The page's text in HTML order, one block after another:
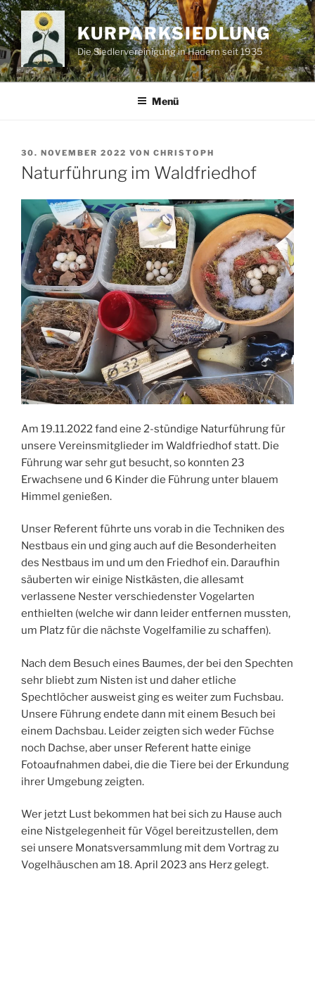
Zum
Inhalt
springen
KURPARKSIEDLUNG
Die Siedlervereinigung in Hadern seit 1935
Menü
VERÖFFENTLICHT
AM
30. NOVEMBER 2022 VON CHRISTOPH
Naturführung im Waldfriedhof
Am 19.11.2022 fand eine 2-stündige Naturführung für
unsere Vereinsmitglieder im Waldfriedhof statt. Die
Führung war sehr gut besucht, so konnten 23
Erwachsene und 6 Kinder die Führung unter blauem
Himmel genießen.
Unser Referent führte uns vorab in die Techniken des
Nestbaus ein und ging auch auf die Besonderheiten
des Nestbaus im und um den Friedhof ein. Daraufhin
säuberten wir einige Nistkästen, die allesamt
verlassene Nester verschiedenster Vogelarten
enthielten (welche wir dann leider entfernen mussten,
um Platz für die nächste Vogelfamilie zu schaffen).
Nach dem Besuch eines Baumes, der bei den Spechten
sehr bliebt zum Nisten ist und daher etliche
Spechtlöcher ausweist ging es weiter zum Fuchsbau.
Unsere Führung endete dann mit einem Besuch bei
einem Dachsbau. Leider zeigten sich weder Füchse
noch Dachse, aber unser Referent hatte einige
Fotoaufnahmen dabei, die die Tiere bei der Erkundung
ihrer Umgebung zeigten.
Wer jetzt Lust bekommen hat bei sich zu Hause auch
eine Nistgelegenheit für Vögel bereitzustellen, dem
sei unsere Monatsversammlung mit dem Vortrag zu
Vogelhäuschen am 18. April 2023 ans Herz gelegt.